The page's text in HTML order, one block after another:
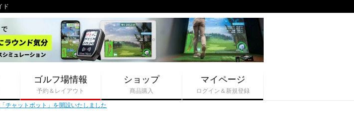
ド
ゴルフ場情報
予約＆レイアウト
ショップ
商品購入
マイページ
ログイン＆新規登録
チャットボット」を開設いたしました